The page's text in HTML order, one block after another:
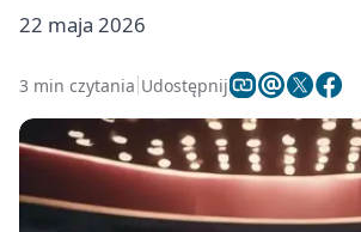
22 maja 2026
3 min czytania Udostępnij